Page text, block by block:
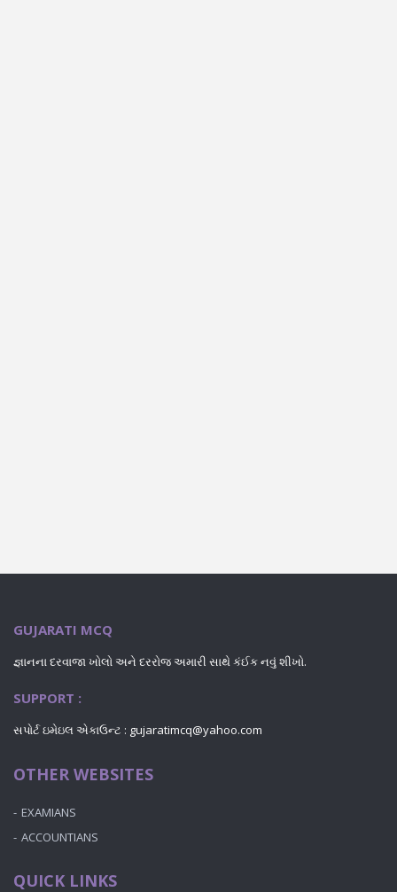
GUJARATI MCQ
જ્ઞાનના દરવાજા ખોલો અને દરરોજ અમારી સાથે કંઈક નવું શીખો.
SUPPORT :
સપોર્ટ ઇમેઇલ એકાઉન્ટ : gujaratimcq@yahoo.com
OTHER WEBSITES
EXAMIANS
ACCOUNTIANS
QUICK LINKS